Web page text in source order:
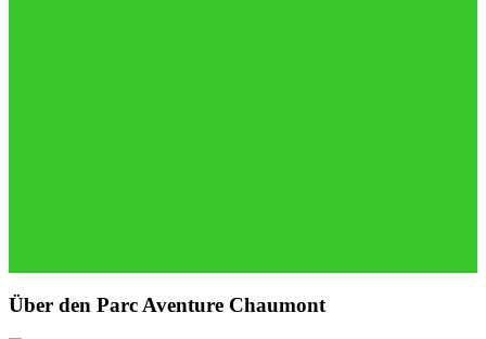
Über den Parc Aventure Chaumont